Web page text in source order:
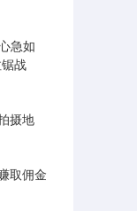
急如
战
摄地
取佣金